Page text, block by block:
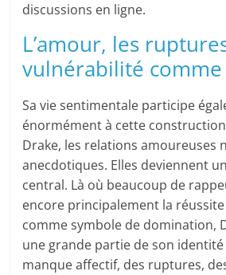
discussions en ligne.
L’amour, les
vulnérabilité comme
Sa vie sentimentale participe
énormément à cette
Drake, les relations amoureuses
anecdotiques. Elles deviennent
central. Là où beaucoup de
encore principalement la
comme symbole de domination,
une grande partie de son
manque affectif, des ruptures,